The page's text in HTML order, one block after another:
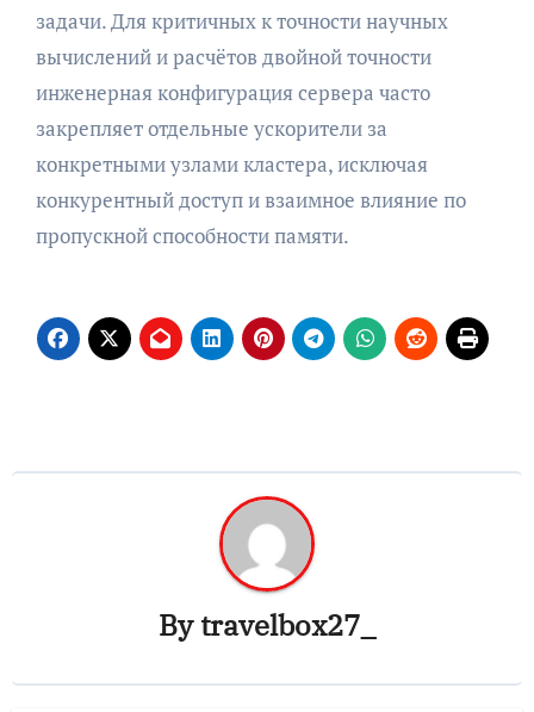
задачи. Для критичных к точности научных
вычислений и расчётов двойной точности
инженерная конфигурация сервера часто
закрепляет отдельные ускорители за
конкретными узлами кластера, исключая
конкурентный доступ и взаимное влияние по
пропускной способности памяти.
Bytravelbox27_